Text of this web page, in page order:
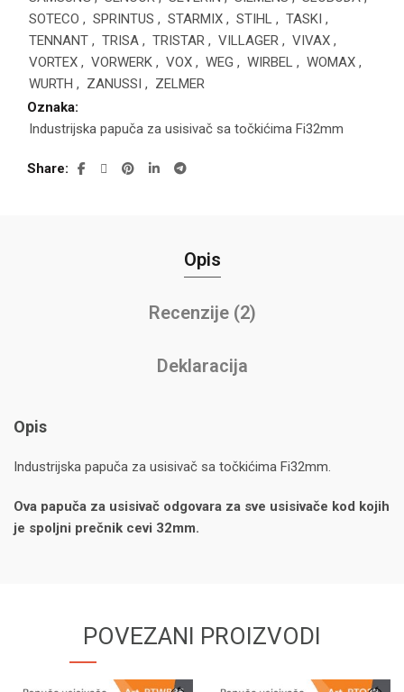
SOTECO , SPRINTUS , STARMIX , STIHL , TASKI ,
TENNANT , TRISA , TRISTAR , VILLAGER , VIVAX ,
VORTEX , VORWERK , VOX , WEG , WIRBEL , WOMAX ,
WURTH , ZANUSSI , ZELMER
Oznaka:
Industrijska papuča za usisivač sa točkićima Fi32mm
Share
Opis
Recenzije (2)
Deklaracija
Opis
Industrijska papuča za usisivač sa točkićima Fi32mm.
Ova papuča za usisivač odgovara za sve usisivače kod kojih
je spoljni prečnik cevi 32mm.
POVEZANI PROIZVODI